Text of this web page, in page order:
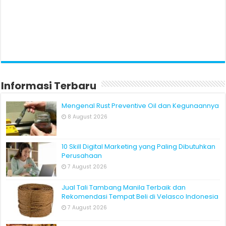
Informasi Terbaru
Mengenal Rust Preventive Oil dan Kegunaannya
8 August 2026
10 Skill Digital Marketing yang Paling Dibutuhkan
Perusahaan
7 August 2026
Jual Tali Tambang Manila Terbaik dan
Rekomendasi Tempat Beli di Velasco Indonesia
7 August 2026